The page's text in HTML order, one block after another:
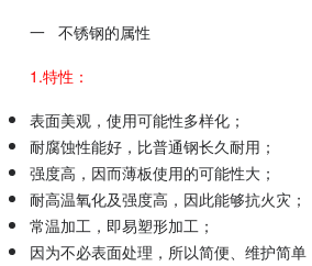
一 不锈钢的属性
1.特性：
表面美观，使用可能性多样化；
耐腐蚀性能好，比普通钢长久耐用；
强度高，因而薄板使用的可能性大；
耐高温氧化及强度高，因此能够抗火灾；
常温加工，即易塑形加工；
因为不必表面处理，所以简便、维护简单